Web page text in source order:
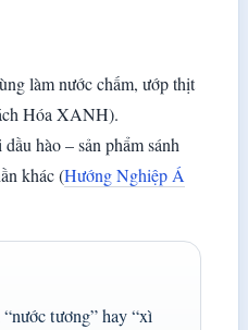
làm nước chấm, ướp thịt
Hóa XANH).
hào – sản phẩm sánh
khác (Hướng Nghiệp Á
tương” hay “xì